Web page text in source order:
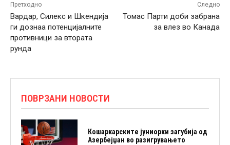
Претходно
Вардар, Силекс и Шкендија
ги дознаа потенцијалните
противници за втората
рунда
Следно
Томас Парти доби забрана
за влез во Канада
ПОВРЗАНИ НОВОСТИ
Кошаркарските јуниорки загубија од
Азербејџан во разигрувањето